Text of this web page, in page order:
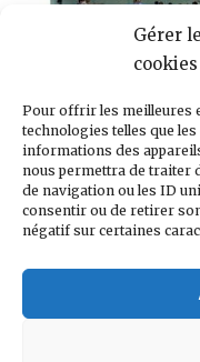
Gérer
cookies
Pour offrir les meilleures
technologies telles que
informations des
nous permettra de traiter
de navigation ou les ID
consentir ou de retirer
négatif sur certaines